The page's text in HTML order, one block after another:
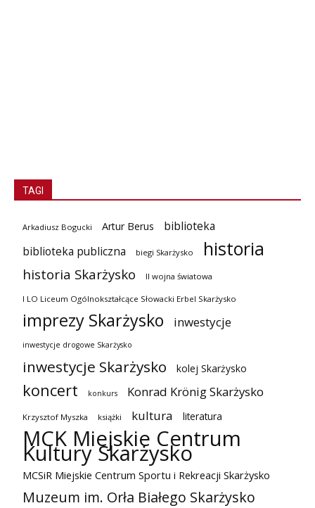
TAGI
Arkadiusz Bogucki Artur Berus
biblioteka
biblioteka publiczna
biegi Skarżysko historia
historia Skarżysko II wojna światowa
I LO Liceum Ogólnokształcące Słowacki Erbel Skarżysko
imprezy Skarżysko inwestycje
inwestycje drogowe Skarżysko
inwestycje Skarżysko kolej Skarżysko
koncert konkurs Konrad Krönig Skarżysko
Krzysztof Myszka książki kultura literatura
MCK Miejskie Centrum
Kultury Skarżysko
MCSiR Miejskie Centrum Sportu i Rekreacji Skarżysko
Muzeum im. Orła Białego Skarżysko